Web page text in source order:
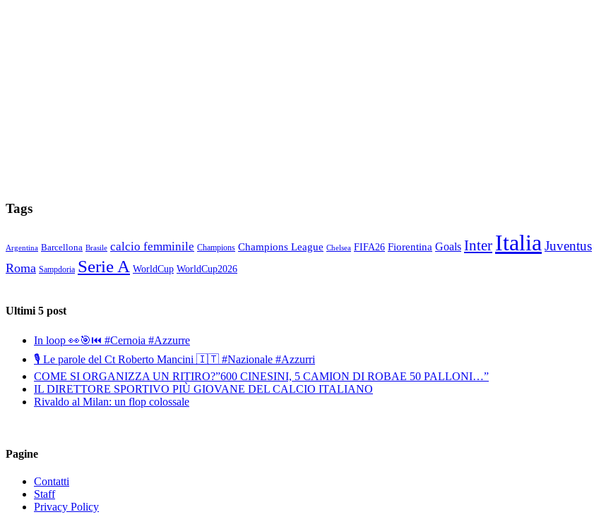
Tags
Argentina Barcellona Brasile calcio femminile Champions Champions League Chelsea FIFA26 Fiorentina Goals Inter Italia Juventus
Roma Sampdoria Serie A WorldCup WorldCup2026
Ultimi 5 post
In loop 👀🎯⏮️ #Cernoia #Azzurre
🎙️ Le parole del Ct Roberto Mancini 🇮🇹 #Nazionale #Azzurri
COME SI ORGANIZZA UN RITIRO?”600 CINESINI, 5 CAMION DI ROBAE 50 PALLONI…”
IL DIRETTORE SPORTIVO PIÙ GIOVANE DEL CALCIO ITALIANO
Rivaldo al Milan: un flop colossale
Pagine
Contatti
Staff
Privacy Policy